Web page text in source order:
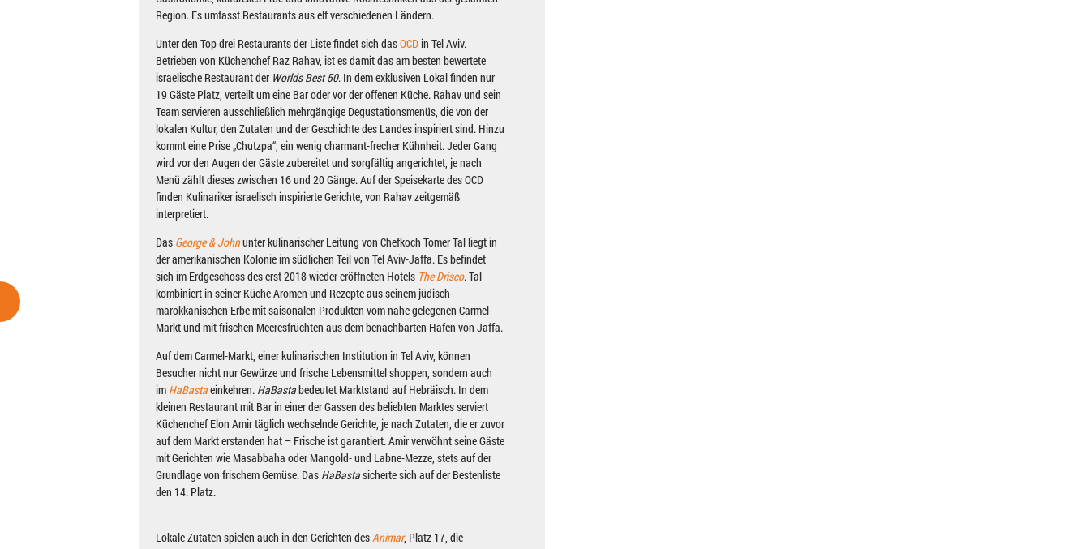
Region. Es umfasst Restaurants aus elf verschiedenen Ländern.
Unter den Top drei Restaurants der Liste findet sich dasOCDin Tel Aviv.
Betrieben von Küchenchef Raz Rahav, ist es damit das am besten bewertete
israelische Restaurant der Worlds Best 50. In dem exklusiven Lokal finden nur
19 Gäste Platz, verteilt um eine Bar oder vor der offenen Küche. Rahav und sein
Team servieren ausschließlich mehrgängige Degustationsmenüs, die von der
lokalen Kultur, den Zutaten und der Geschichte des Landes inspiriert sind. Hinzu
kommt eine Prise „Chutzpa“, ein wenig charmant-frecher Kühnheit. Jeder Gang
wird vor den Augen der Gäste zubereitet und sorgfältig angerichtet, je nach
Menü zählt dieses zwischen 16 und 20 Gänge. Auf der Speisekarte des OCD
finden Kulinariker israelisch inspirierte Gerichte, von Rahav zeitgemäß
interpretiert.
Das George & Johnunter kulinarischer Leitung von Chefkoch Tomer Tal liegt in
der amerikanischen Kolonie im südlichen Teil von Tel Aviv-Jaffa. Es befindet
sich im Erdgeschoss des erst 2018 wieder eröffneten Hotels The Drisco. Tal
kombiniert in seiner Küche Aromen und Rezepte aus seinem jüdisch-
marokkanischen Erbe mit saisonalen Produkten vom nahe gelegenen Carmel-
Markt und mit frischen Meeresfrüchten aus dem benachbarten Hafen von Jaffa.
Auf dem Carmel-Markt, einer kulinarischen Institution in Tel Aviv, können
Besucher nicht nur Gewürze und frische Lebensmittel shoppen, sondern auch
im HaBastaeinkehren. HaBastabedeutet Marktstand auf Hebräisch. In dem
kleinen Restaurant mit Bar in einer der Gassen des beliebten Marktes serviert
Küchenchef Elon Amir täglich wechselnde Gerichte, je nach Zutaten, die er zuvor
auf dem Markt erstanden hat – Frische ist garantiert. Amir verwöhnt seine Gäste
mit Gerichten wie Masabbaha oder Mangold- und Labne-Mezze, stets auf der
Grundlage von frischem Gemüse. Das HaBastasicherte sich auf der Bestenliste
den 14. Platz.
Lokale Zutaten spielen auch in den Gerichten desAnimar, Platz 17, die